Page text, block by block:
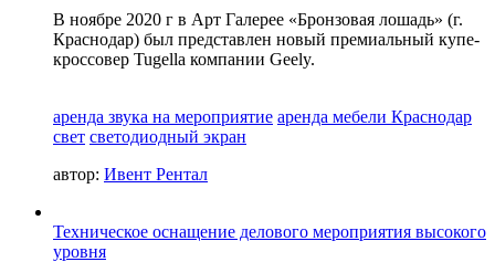
В ноябре 2020 г в Арт Галерее «Бронзовая лошадь» (г.
Краснодар) был представлен новый премиальный купе-
кроссовер Tugella компании Geely.
аренда звука на мероприятие аренда мебели Краснодар
свет светодиодный экран
автор: Ивент Рентал
Техническое оснащение делового мероприятия высокого
уровня